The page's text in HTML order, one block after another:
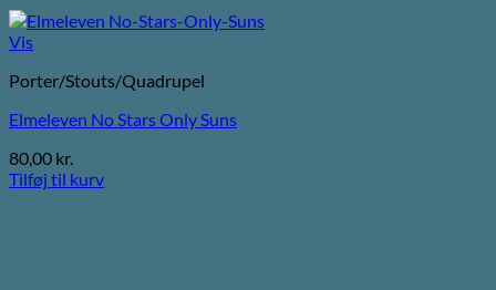
Vis
Porter/Stouts/Quadrupel
Elmeleven No Stars Only Suns
80,00 kr.
Tilføj til kurv